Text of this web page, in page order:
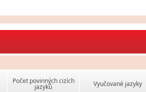
Počet povinných cizích
jazyků Vyučované jazyky